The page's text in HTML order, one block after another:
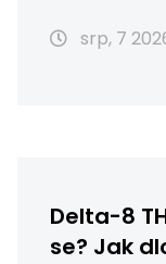
srp, 7
Delta-8
se? Jak